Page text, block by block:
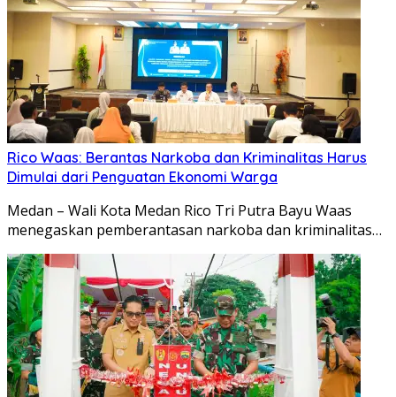
Rico Waas: Berantas Narkoba dan Kriminalitas Harus
Dimulai dari Penguatan Ekonomi Warga
Medan – Wali Kota Medan Rico Tri Putra Bayu Waas
menegaskan pemberantasan narkoba dan kriminalitas…